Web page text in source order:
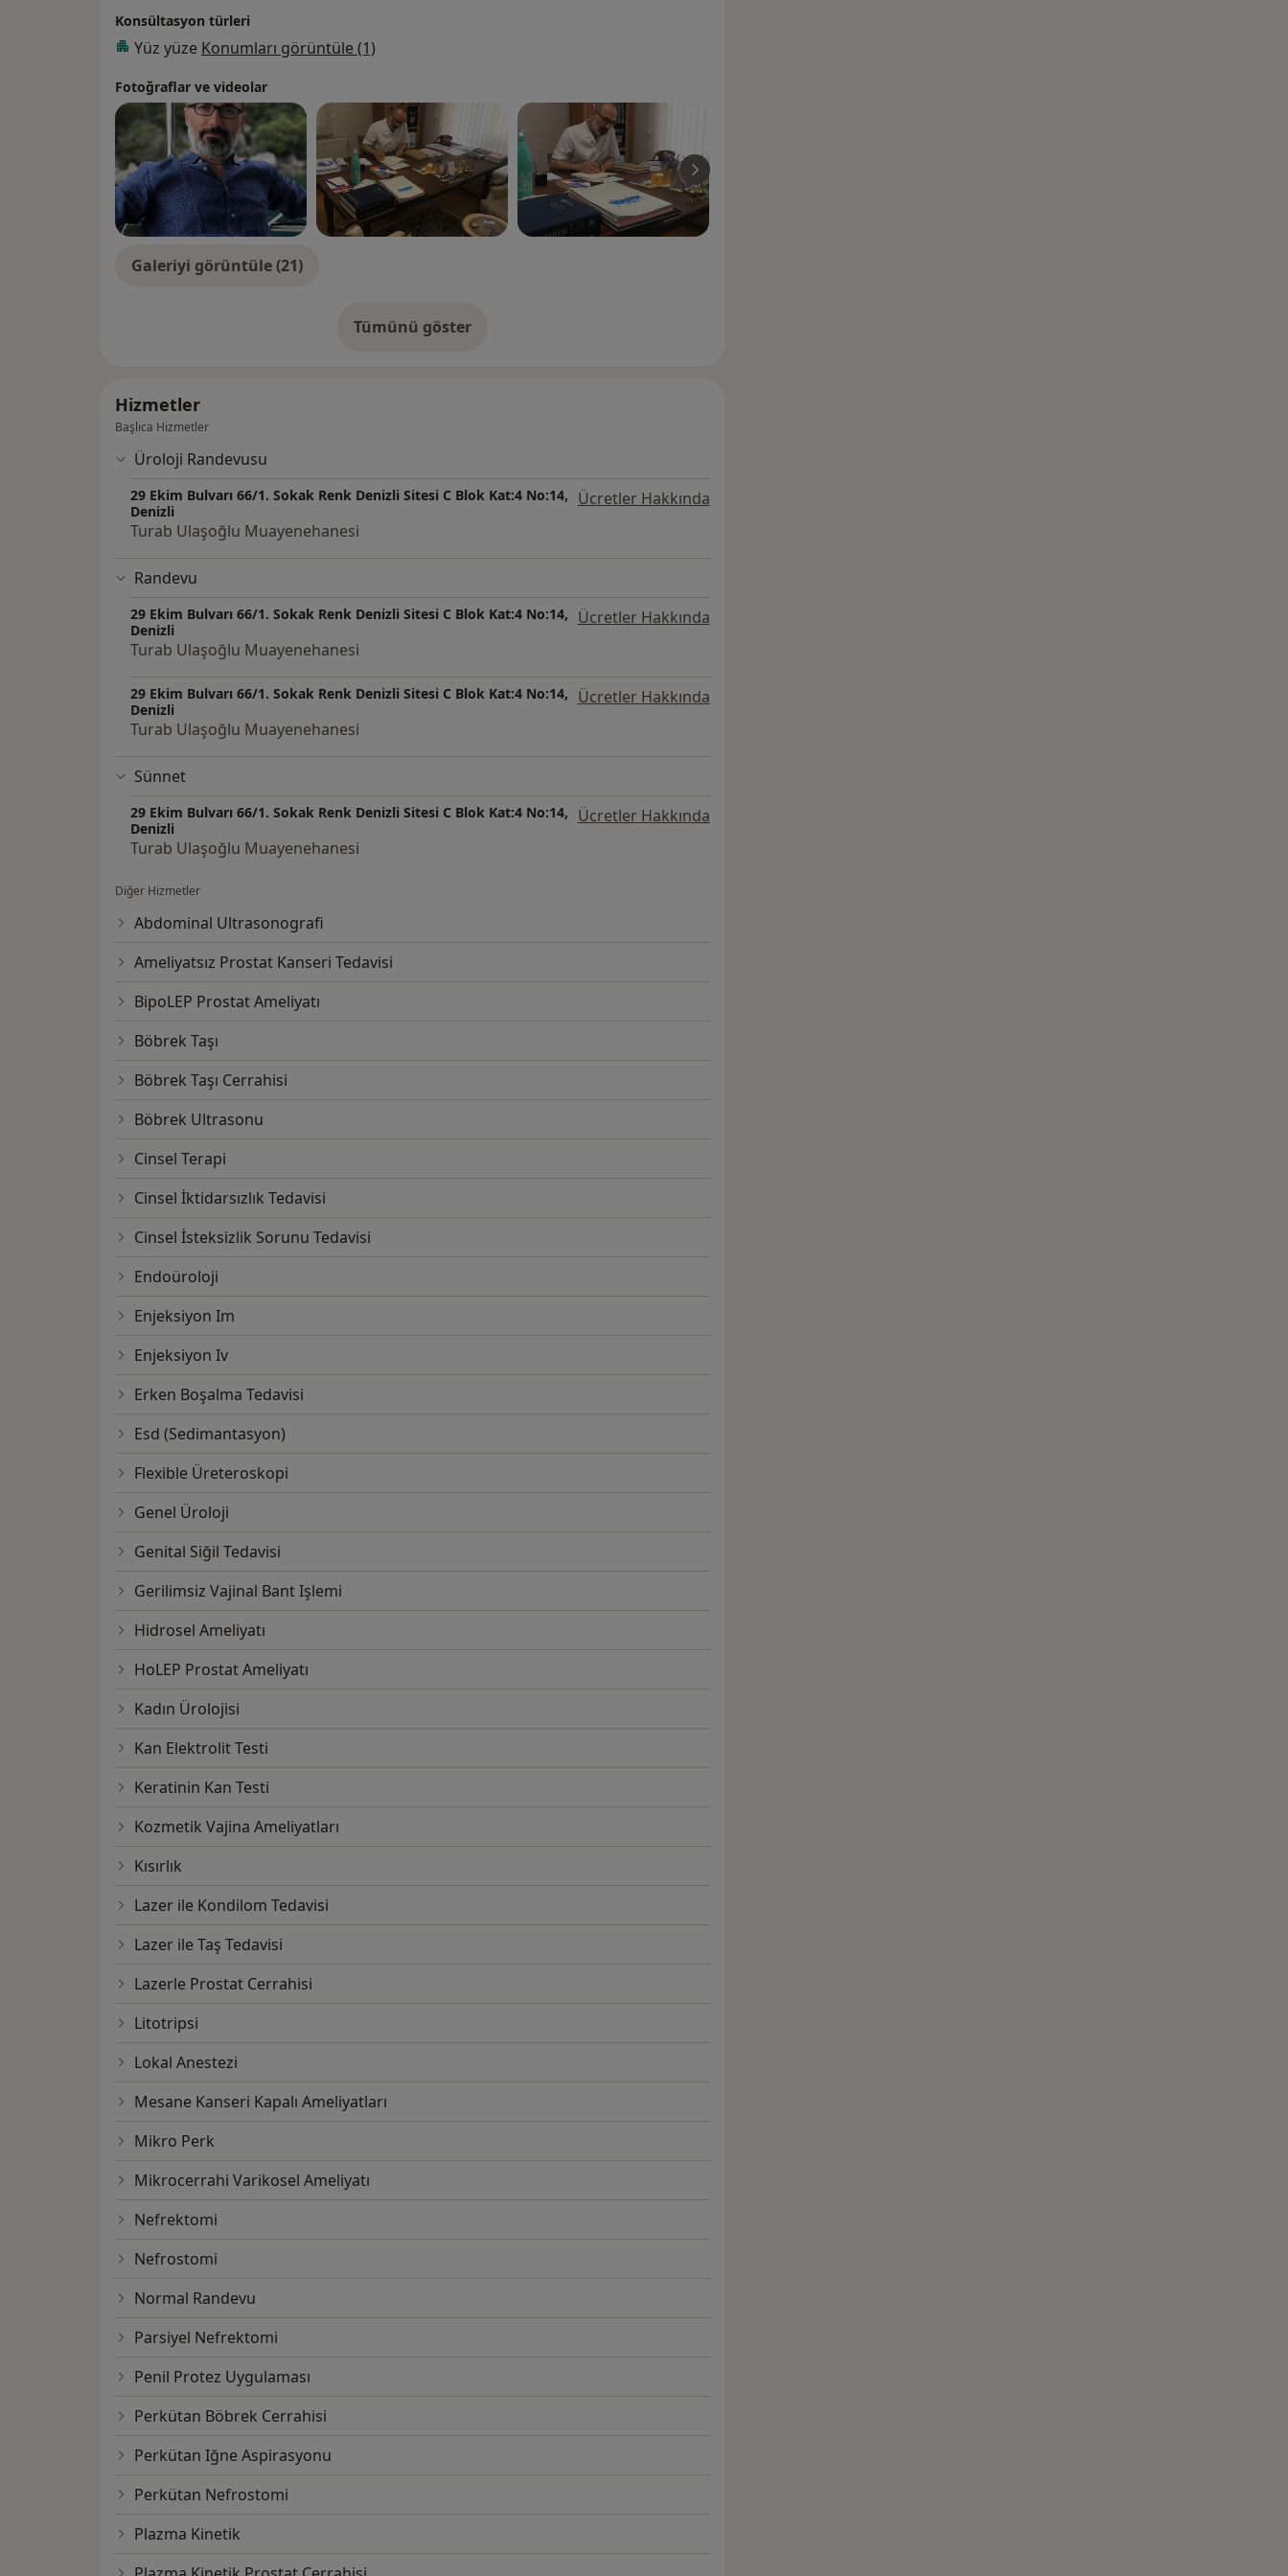
Konsültasyon türleri
Yüz yüze Konumları görüntüle (1)
Fotoğraflar ve videolar
Galeriyi görüntüle (21)
Tümünü gösterdeneyim hakkında
Hizmetler
Başlıca Hizmetler
Üroloji Randevusu
29 Ekim Bulvarı 66/1. Sokak Renk Denizli Sitesi C Blok Kat:4 No:14,
Denizli
Ücretler Hakkında
Turab Ulaşoğlu Muayenehanesi
Randevu
29 Ekim Bulvarı 66/1. Sokak Renk Denizli Sitesi C Blok Kat:4 No:14,
Denizli
Ücretler Hakkında
Turab Ulaşoğlu Muayenehanesi
29 Ekim Bulvarı 66/1. Sokak Renk Denizli Sitesi C Blok Kat:4 No:14,
Denizli
Ücretler Hakkında
Turab Ulaşoğlu Muayenehanesi
Sünnet
29 Ekim Bulvarı 66/1. Sokak Renk Denizli Sitesi C Blok Kat:4 No:14,
Denizli
Ücretler Hakkında
Turab Ulaşoğlu Muayenehanesi
Diğer Hizmetler
Abdominal Ultrasonografi
Ameliyatsız Prostat Kanseri Tedavisi
BipoLEP Prostat Ameliyatı
Böbrek Taşı
Böbrek Taşı Cerrahisi
Böbrek Ultrasonu
Cinsel Terapi
Cinsel İktidarsızlık Tedavisi
Cinsel İsteksizlik Sorunu Tedavisi
Endoüroloji
Enjeksiyon Im
Enjeksiyon Iv
Erken Boşalma Tedavisi
Esd (Sedimantasyon)
Flexible Üreteroskopi
Genel Üroloji
Genital Siğil Tedavisi
Gerilimsiz Vajinal Bant Işlemi
Hidrosel Ameliyatı
HoLEP Prostat Ameliyatı
Kadın Ürolojisi
Kan Elektrolit Testi
Keratinin Kan Testi
Kozmetik Vajina Ameliyatları
Kısırlık
Lazer ile Kondilom Tedavisi
Lazer ile Taş Tedavisi
Lazerle Prostat Cerrahisi
Litotripsi
Lokal Anestezi
Mesane Kanseri Kapalı Ameliyatları
Mikro Perk
Mikrocerrahi Varikosel Ameliyatı
Nefrektomi
Nefrostomi
Normal Randevu
Parsiyel Nefrektomi
Penil Protez Uygulaması
Perkütan Böbrek Cerrahisi
Perkütan Iğne Aspirasyonu
Perkütan Nefrostomi
Plazma Kinetik